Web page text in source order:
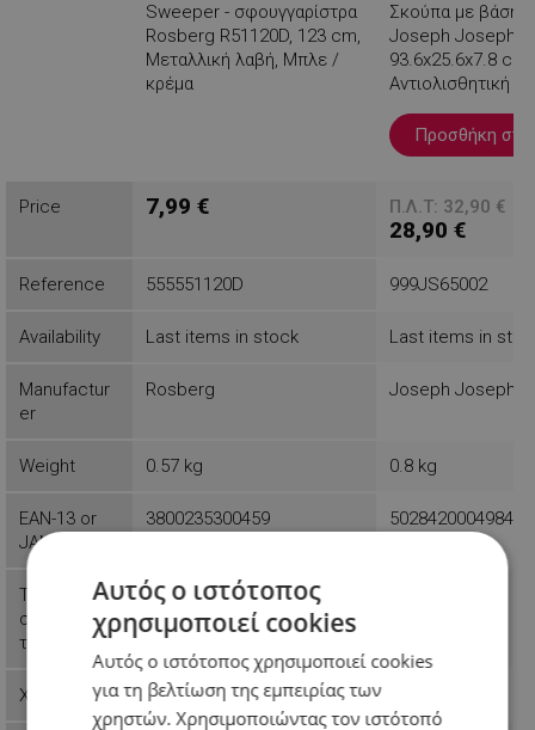
Sweeper - σφουγγαρίστρα
Rosberg R51120D, 123 cm,
Μεταλλική λαβή, Μπλε /
κρέμα
Σκούπα με βάση
Joseph Joseph
93.6x25.6x7.8 cm,
Αντιολισθητική
Προσθήκη στο
Price 7,99 € Π.Λ.Τ: 32,90 €
28,90 €
Reference 555551120D 999JS65002
Availability Last items in stock Last items in
Manufactur
er
Rosberg Joseph Joseph
Weight 0.57 kg 0.8 kg
EAN-13 or
JAN
3800235300459 5028420004984
Τύπος
σφουγγαρίσ
τρας
Χρώμα
Αυτός ο ιστότοπος
χρησιμοποιεί cookies
Αυτός ο ιστότοπος χρησιμοποιεί cookies
για τη βελτίωση της εμπειρίας των
χρηστών. Χρησιμοποιώντας τον ιστότοπό